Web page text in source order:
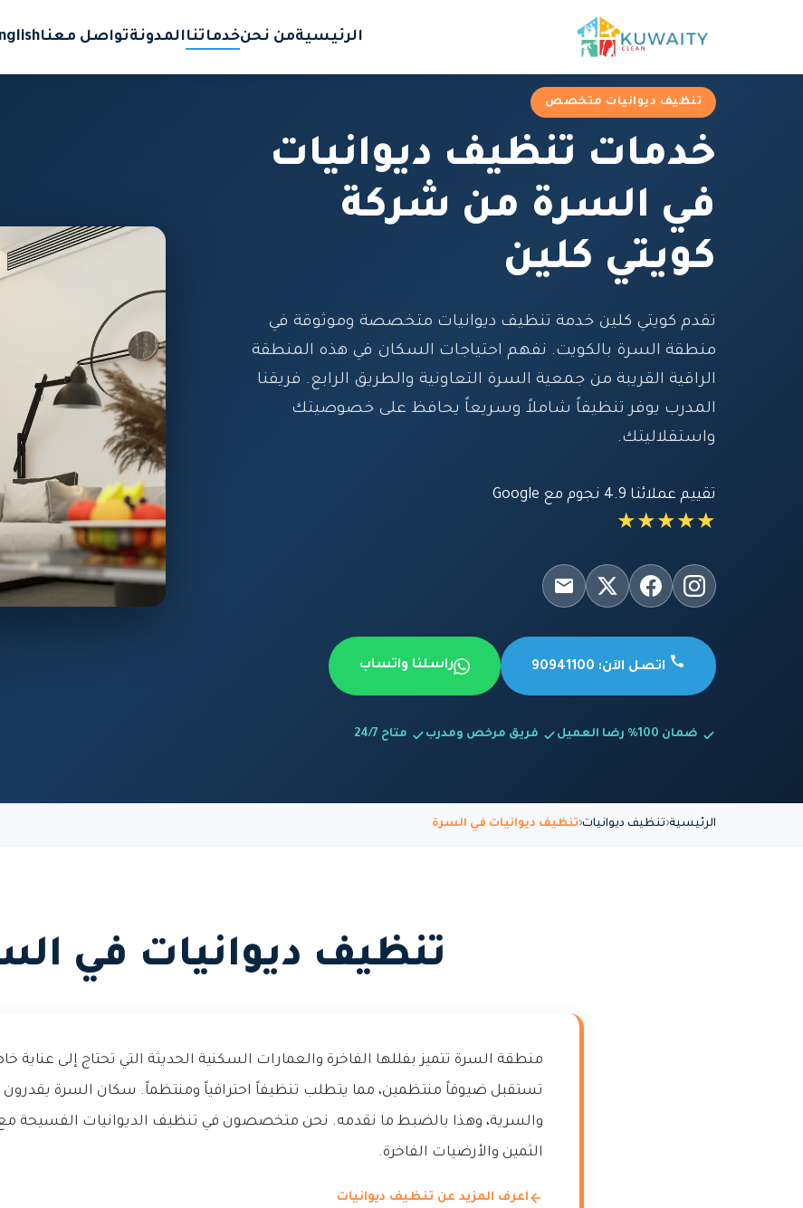
الرئيسيةمن نحنخدماتناالمدونةتواصل معنا
تنظيف ديوانيات متخصص
خدمات تنظيف ديوانيات
في السرة من شركة
كويتي كلين
تقدم كويتي كلين خدمة تنظيف ديوانيات متخصصة وموثوقة في
منطقة السرة بالكويت. نفهم احتياجات السكان في هذه المنطقة
الراقية القريبة من جمعية السرة التعاونية والطريق الرابع. فريقنا
المدرب يوفر تنظيفاً شاملاً وسريعاً يحافظ على خصوصيتك
واستقلاليتك.
تقييم عملائنا 4.9 نجوم مع Google
★★★★★
اتصل الآن: 90941100 راسلنا واتساب
ضمان 100% رضا العميل فريق مرخص ومدرب متاح 24/7
الرئيسية تنظيف ديوانيات تنظيف ديوانيات في السرة
تنظيف ديوانيات في
منطقة السرة تتميز بفللها الفاخرة والعمارات السكنية الحديثة التي تحتاج إلى عناية
تستقبل ضيوفاً منتظمين، مما يتطلب تنظيفاً احترافياً ومنتظماً. سكان السرة يقدرون
والسرية، وهذا بالضبط ما نقدمه. نحن متخصصون في تنظيف الديوانيات الفسيحة مع
الثمين والأرضيات الفاخرة.
اعرف المزيد عن تنظيف ديوانيات